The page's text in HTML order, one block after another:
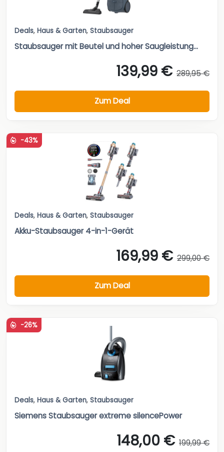
Deals, Haus & Garten, Staubsauger
Staubsauger mit Beutel und hoher Saugleistung...
139,99 € 289,95 €
Zum Deal
-43%
Deals, Haus & Garten, Staubsauger
Akku-Staubsauger 4-in-1-Gerät
169,99 € 299,00 €
Zum Deal
-26%
Deals, Haus & Garten, Staubsauger
Siemens Staubsauger extreme silencePower
148,00 € 199,99 €